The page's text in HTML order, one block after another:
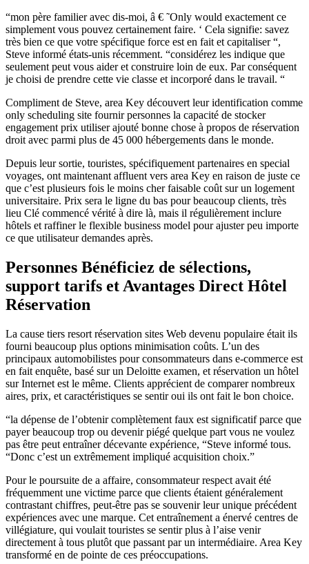
“mon père familier avec dis-moi, â € ˜Only would exactement ce
simplement vous pouvez certainement faire. ‘ Cela signifie: savez
très bien ce que votre spécifique force est en fait et capitaliser “,
Steve informé états-unis récemment. “considérez les indique que
seulement peut vous aider et construire loin de eux. Par conséquent
je choisi de prendre cette vie classe et incorporé dans le travail. “
Compliment de Steve, area Key découvert leur identification comme
only scheduling site fournir personnes la capacité de stocker
engagement prix utiliser ajouté bonne chose à propos de réservation
droit avec parmi plus de 45 000 hébergements dans le monde.
Depuis leur sortie, touristes, spécifiquement partenaires en special
voyages, ont maintenant affluent vers area Key en raison de juste ce
que c’est plusieurs fois le moins cher faisable coût sur un logement
universitaire. Prix sera le ligne du bas pour beaucoup clients, très
lieu Clé commencé vérité à dire là, mais il régulièrement inclure
hôtels et raffiner le flexible business model pour ajuster peu importe
ce que utilisateur demandes après.
Personnes Bénéficiez de sélections,
support tarifs et Avantages Direct Hôtel
Réservation
La cause tiers resort réservation sites Web devenu populaire était ils
fourni beaucoup plus options minimisation coûts. L’un des
principaux automobilistes pour consommateurs dans e-commerce est
en fait enquête, basé sur un Deloitte examen, et réservation un hôtel
sur Internet est le même. Clients apprécient de comparer nombreux
aires, prix, et caractéristiques se sentir oui ils ont fait le bon choice.
“la dépense de l’obtenir complètement faux est significatif parce que
payer beaucoup trop ou devenir piégé quelque part vous ne voulez
pas être peut entraîner décevante expérience, “Steve informé tous.
“Donc c’est un extrêmement impliqué acquisition choix.”
Pour le poursuite de a affaire, consommateur respect avait été
fréquemment une victime parce que clients étaient généralement
contrastant chiffres, peut-être pas se souvenir leur unique précédent
expériences avec une marque. Cet entraînement a énervé centres de
villégiature, qui voulait touristes se sentir plus à l’aise venir
directement à tous plutôt que passant par un intermédiaire. Area Key
transformé en de pointe de ces préoccupations.